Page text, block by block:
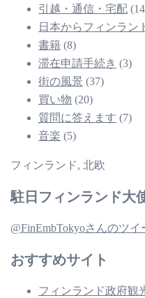
引越・通信・宅配
日本からフィンラン
書籍 (8)
滞在申請手続き (3)
街の風景 (37)
買い物 (20)
質問に答えます (7)
音楽 (5)
フィンランド, 北欧
駐日フィンランド大
@FinEmbTokyoさんのツイ
おすすめサイト
フィンランド政府観